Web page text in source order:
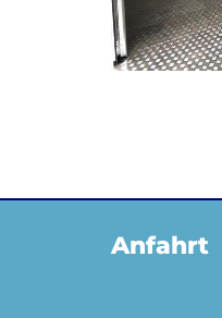
Anfahrt